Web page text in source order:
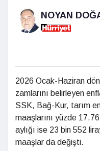
NOYAN
2026 Ocak-Haziran
zamlarını belirleyen
SSK, Bağ-Kur, tarım
maaşlarını yüzde
aylığı ise 23 bin 552
maaşlar da değişti.